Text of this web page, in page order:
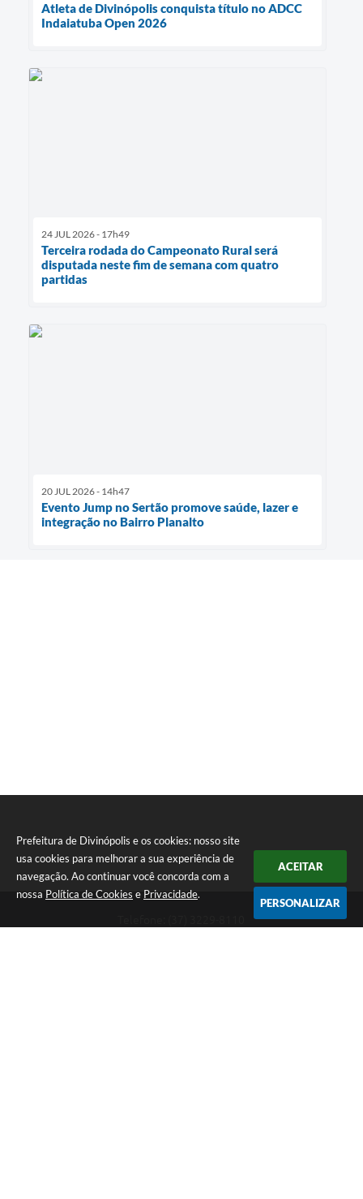
Prefeitura de Divinópolis e os cookies: nosso site
usa cookies para melhorar a sua experiência de
navegação. Ao continuar você concorda com a
nossa Política de Cookies e Privacidade.
ACEITAR
PERSONALIZAR
Atleta de Divinópolis conquista título no ADCC
Indaiatuba Open 2026
24 JUL 2026 - 17h49
Terceira rodada do Campeonato Rural será
disputada neste fim de semana com quatro
partidas
20 JUL 2026 - 14h47
Evento Jump no Sertão promove saúde, lazer e
integração no Bairro Planalto